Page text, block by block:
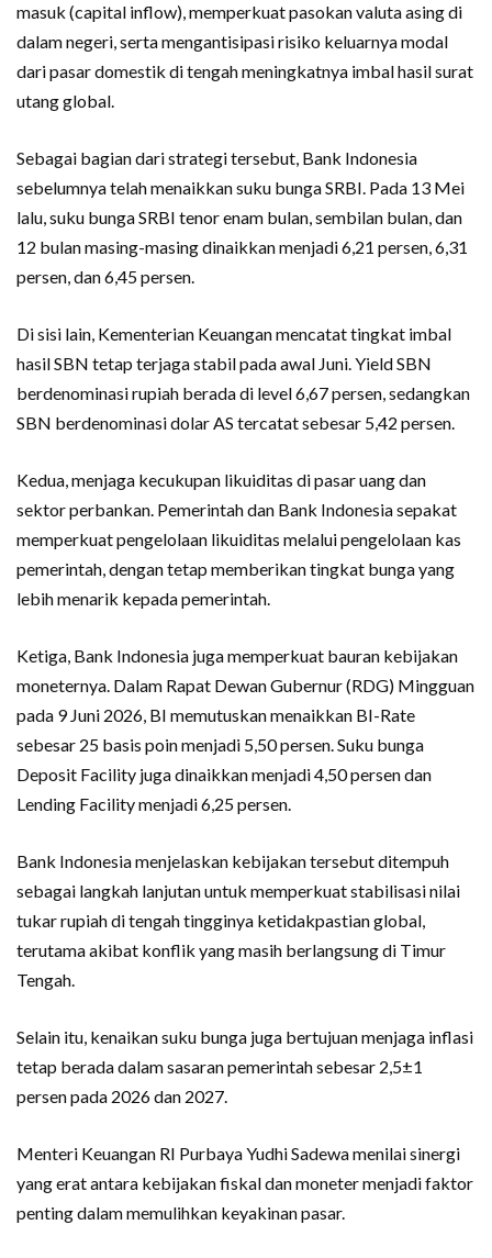
masuk (capital inflow), memperkuat pasokan valuta asing di
dalam negeri, serta mengantisipasi risiko keluarnya modal
dari pasar domestik di tengah meningkatnya imbal hasil surat
utang global.
Sebagai bagian dari strategi tersebut, Bank Indonesia
sebelumnya telah menaikkan suku bunga SRBI. Pada 13 Mei
lalu, suku bunga SRBI tenor enam bulan, sembilan bulan, dan
12 bulan masing-masing dinaikkan menjadi 6,21 persen, 6,31
persen, dan 6,45 persen.
Di sisi lain, Kementerian Keuangan mencatat tingkat imbal
hasil SBN tetap terjaga stabil pada awal Juni. Yield SBN
berdenominasi rupiah berada di level 6,67 persen, sedangkan
SBN berdenominasi dolar AS tercatat sebesar 5,42 persen.
Kedua, menjaga kecukupan likuiditas di pasar uang dan
sektor perbankan. Pemerintah dan Bank Indonesia sepakat
memperkuat pengelolaan likuiditas melalui pengelolaan kas
pemerintah, dengan tetap memberikan tingkat bunga yang
lebih menarik kepada pemerintah.
Ketiga, Bank Indonesia juga memperkuat bauran kebijakan
moneternya. Dalam Rapat Dewan Gubernur (RDG) Mingguan
pada 9 Juni 2026, BI memutuskan menaikkan BI-Rate
sebesar 25 basis poin menjadi 5,50 persen. Suku bunga
Deposit Facility juga dinaikkan menjadi 4,50 persen dan
Lending Facility menjadi 6,25 persen.
Bank Indonesia menjelaskan kebijakan tersebut ditempuh
sebagai langkah lanjutan untuk memperkuat stabilisasi nilai
tukar rupiah di tengah tingginya ketidakpastian global,
terutama akibat konflik yang masih berlangsung di Timur
Tengah.
Selain itu, kenaikan suku bunga juga bertujuan menjaga inflasi
tetap berada dalam sasaran pemerintah sebesar 2,5±1
persen pada 2026 dan 2027.
Menteri Keuangan RI Purbaya Yudhi Sadewa menilai sinergi
yang erat antara kebijakan fiskal dan moneter menjadi faktor
penting dalam memulihkan keyakinan pasar.